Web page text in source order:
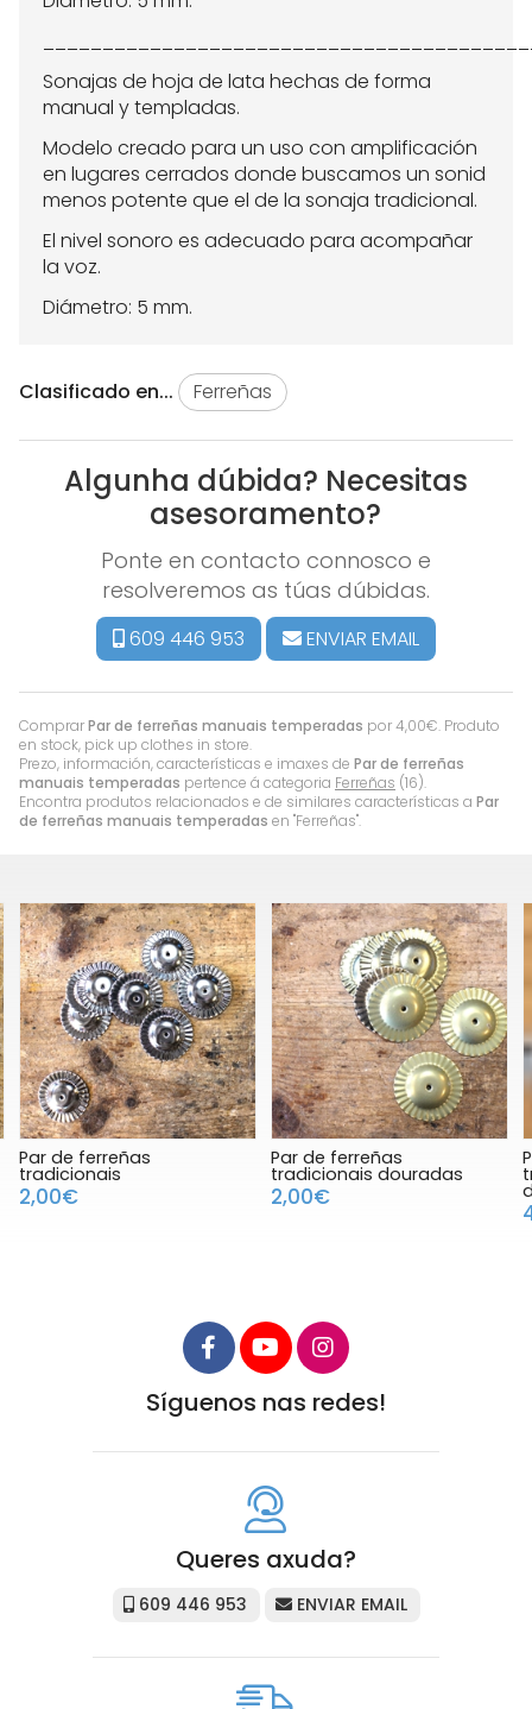
ComprarPar de ferreñas manuais temperadas por4,00€. Produto
en stock, pick up clothes in store.
Prezo, información, características e imaxes de Par de ferreñas
manuais temperadas pertence á categoria Ferreñas (16).
Encontra produtos relacionados e de similares características a Par
de ferreñas manuais temperadas en "Ferreñas".
Sonajas de hoja de lata hechas de forma
manual y templadas.
Modelo creado para un uso con amplificación
en lugares cerrados donde buscamos un sonid
menos potente que el de la sonaja tradicional.
El nivel sonoro es adecuado para acompañar
la voz.
Diámetro: 5 mm.
Clasificado en... Ferreñas
Algunha dúbida? Necesitas
asesoramento?
Ponte en contacto connosco e
resolveremos as túas dúbidas.
609 446 953 ENVIAR EMAIL
Par de ferreñas
tradicionais
2,00€
Par de ferreñas
tradicionais douradas
2,00€
Síguenos nas redes!
Queres axuda?
609 446 953 ENVIAR EMAIL